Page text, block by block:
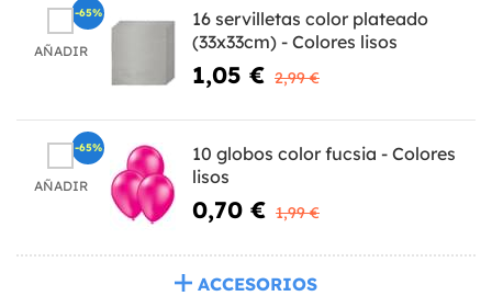
AÑADIR
16 servilletas color plateado
(33x33cm) - Colores lisos
1,05 € 2,99 €
-65%
AÑADIR
10 globos color fucsia - Colores
lisos
0,70 € 1,99 €
-65%
ACCESORIOS